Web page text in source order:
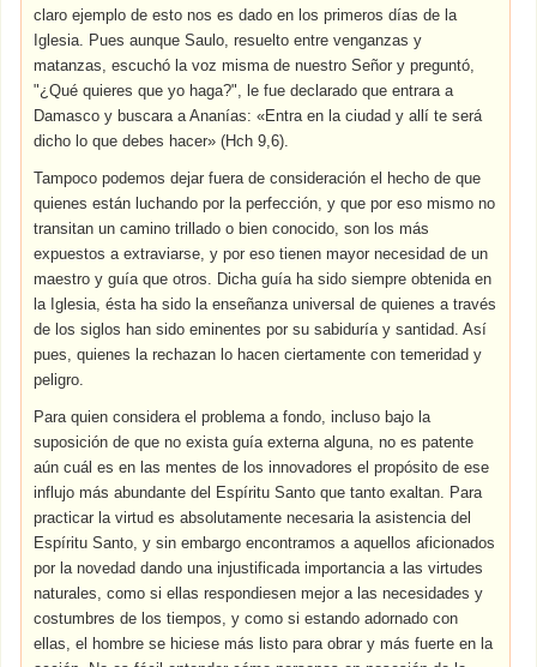
claro ejemplo de esto nos es dado en los primeros días de la
Iglesia. Pues aunque Saulo, resuelto entre venganzas y
matanzas, escuchó la voz misma de nuestro Señor y preguntó,
"¿Qué quieres que yo haga?", le fue declarado que entrara a
Damasco y buscara a Ananías: «Entra en la ciudad y allí te será
dicho lo que debes hacer» (Hch 9,6).
Tampoco podemos dejar fuera de consideración el hecho de que
quienes están luchando por la perfección, y que por eso mismo no
transitan un camino trillado o bien conocido, son los más
expuestos a extraviarse, y por eso tienen mayor necesidad de un
maestro y guía que otros. Dicha guía ha sido siempre obtenida en
la Iglesia, ésta ha sido la enseñanza universal de quienes a través
de los siglos han sido eminentes por su sabiduría y santidad. Así
pues, quienes la rechazan lo hacen ciertamente con temeridad y
peligro.
Para quien considera el problema a fondo, incluso bajo la
suposición de que no exista guía externa alguna, no es patente
aún cuál es en las mentes de los innovadores el propósito de ese
influjo más abundante del Espíritu Santo que tanto exaltan. Para
practicar la virtud es absolutamente necesaria la asistencia del
Espíritu Santo, y sin embargo encontramos a aquellos aficionados
por la novedad dando una injustificada importancia a las virtudes
naturales, como si ellas respondiesen mejor a las necesidades y
costumbres de los tiempos, y como si estando adornado con
ellas, el hombre se hiciese más listo para obrar y más fuerte en la